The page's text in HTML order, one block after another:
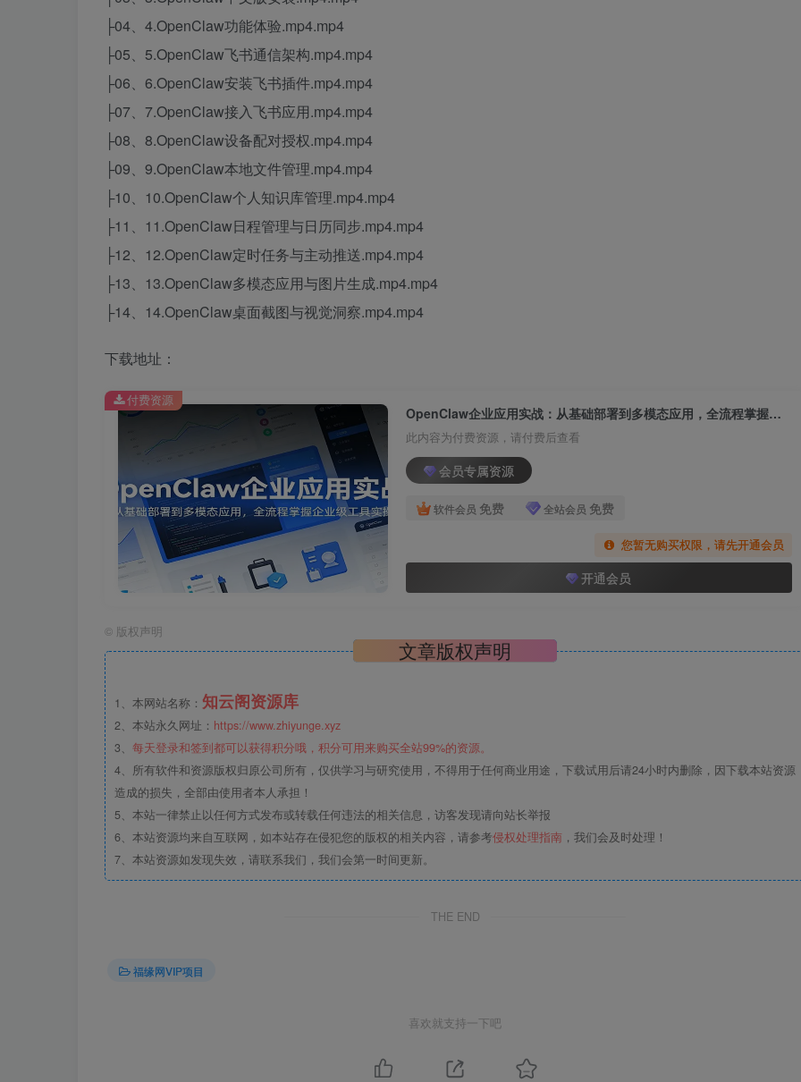
├04、4.OpenClaw功能体验.mp4.mp4
├05、5.OpenClaw飞书通信架构.mp4.mp4
├06、6.OpenClaw安装飞书插件.mp4.mp4
├07、7.OpenClaw接入飞书应用.mp4.mp4
├08、8.OpenClaw设备配对授权.mp4.mp4
├09、9.OpenClaw本地文件管理.mp4.mp4
├10、10.OpenClaw个人知识库管理.mp4.mp4
├11、11.OpenClaw日程管理与日历同步.mp4.mp4
├12、12.OpenClaw定时任务与主动推送.mp4.mp4
├13、13.OpenClaw多模态应用与图片生成.mp4.mp4
├14、14.OpenClaw桌面截图与视觉洞察.mp4.mp4
下载地址：
OpenClaw企业应用实战：从基础部署到多模态应用，全流程掌握企业级工具实操
此内容为付费资源，请付费后查看
会员专属资源
软件会员 免费 全站会员 免费
您暂无购买权限，请先开通会员
开通会员
付费资源
© 版权声明
文章版权声明
1、本网站名称： 知云阁资源库
2、本站永久网址： https://www.zhiyunge.xyz
3、 每天登录和签到都可以获得积分哦，积分可用来购买全站99%的资源。
4、所有软件和资源版权归原公司所有，仅供学习与研究使用，不得用于任何商业用途，下载试用后请24小时内删除，因下载本站资源
造成的损失，全部由使用者本人承担！
5、本站一律禁止以任何方式发布或转载任何违法的相关信息，访客发现请向站长举报
6、本站资源均来自互联网，如本站存在侵犯您的版权的相关内容，请参考侵权处理指南 ，我们会及时处理！
7、本站资源如发现失效，请联系我们，我们会第一时间更新。
THE END
福缘网VIP项目
喜欢就支持一下吧